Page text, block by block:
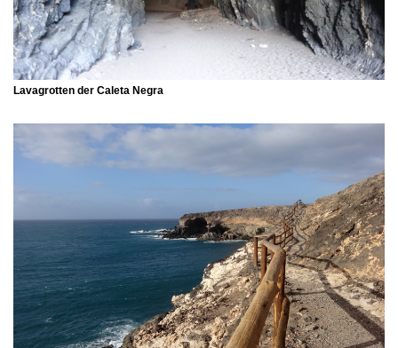
Lavagrotten der Caleta Negra